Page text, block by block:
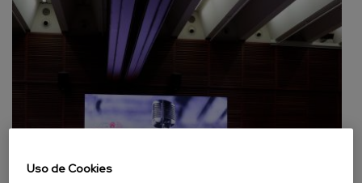
Uso de Cookies